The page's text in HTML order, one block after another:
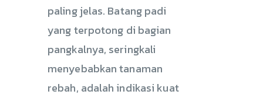
paling jelas. Batang padi
yang terpotong di bagian
pangkalnya, seringkali
menyebabkan tanaman
rebah, adalah indikasi kuat